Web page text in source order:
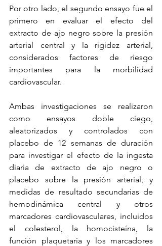
Por otro lado, el segundo ensayo fue el
primero en evaluar el efecto del
extracto de ajo negro sobre la presión
arterial central y la rigidez arterial,
considerados factores de riesgo
importantes para la morbilidad
cardiovascular.
Ambas investigaciones se realizaron
como ensayos doble ciego,
aleatorizados y controlados con
placebo de 12 semanas de duración
para investigar el efecto de la ingesta
diaria de extracto de ajo negro o
placebo sobre la presión arterial, y
medidas de resultado secundarias de
hemodinámica central y otros
marcadores cardiovasculares, incluidos
el colesterol, la homocisteína, la
función plaquetaria y los marcadores